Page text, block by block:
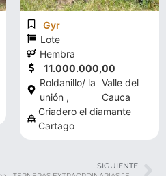
Gyr
Lote
Hembra
11.000.000,00
Roldanillo/ la
unión ,
Valle del
Cauca
Criadero el diamante
Cartago
SIGUIENTE